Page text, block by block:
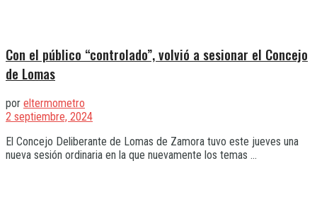
Con el público “controlado”, volvió a sesionar el Concejo
de Lomas
por eltermometro
2 septiembre, 2024
El Concejo Deliberante de Lomas de Zamora tuvo este jueves una
nueva sesión ordinaria en la que nuevamente los temas ...